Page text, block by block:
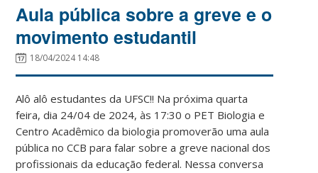
Aula pública sobre a greve e o
movimento estudantil
18/04/2024 14:48
Alô alô estudantes da UFSC!! Na próxima quarta
feira, dia 24/04 de 2024, às 17:30 o PET Biologia e
Centro Acadêmico da biologia promoverão uma aula
pública no CCB para falar sobre a greve nacional dos
profissionais da educação federal. Nessa conversa